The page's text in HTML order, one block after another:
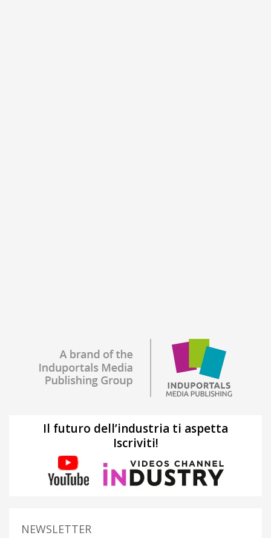
Il futuro dell’industria ti aspetta
Iscriviti!
NEWSLETTER